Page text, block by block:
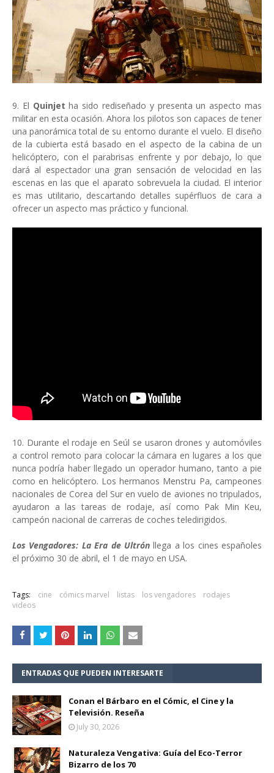
9. El Quinjetha sido rediseñado y presenta un aspecto mas
militar en esta ocasión. Ahora los pilotos son capaces de tener
una panorámica total de su entorno durante el vuelo. El diseño
de la cubierta está basado en el aspecto de la cabina de un
helicóptero, con el parabrisas enfrente y por debajo, lo que
dará al espectador una gran sensación de velocidad en las
escenas en las que el aparato sobrevuela la ciudad. El interior
es mas utilitario, descartando detalles supérfluos de cara a
ofrecer un aspecto mas práctico y funcional.
10. Durante el rodaje en Seúl se usaron drones y automóviles
a control remoto para colocar la cámara en lugares a los que
nunca podría haber llegado un operador humano, tanto a pie
como en helicóptero. Los hermanos Menstru Pa, campeones
nacionales de Corea del Sur en vuelo de aviones no tripulados,
ayudaron a las tareas de rodaje, así como Pak Min Keu,
campeón nacional de carreras de coches teledirigidos.
Los Vengadores: La Era de Ultrón llega a los cines españoles
el próximo 30 de abril, el 1 de mayo en USA.
Tags: cine cómics marvel listas los vengadores
rodajes
videos
ENTRADAS QUE PUEDEN INTERESARTE
Conan el Bárbaro en el Cómic, el Cine y la
Televisión. Reseña
July 30, 2026
Naturaleza Vengativa: Guía del Eco-Terror
Bizarro de los 70